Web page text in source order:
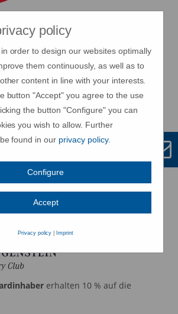
erhalten Sie im
auf das aktuelle Sortiment
Artikel. Nicht mit anderen
erhalten 10 % auf die
policy
order to design our websites optimally
them continuously, as well as to
content in line with your interests.
button "Accept" you agree to the use
the button "Configure" you can
you wish to allow. Further
found in our privacy policy.
Configure
Accept
Privacy policy Imprint